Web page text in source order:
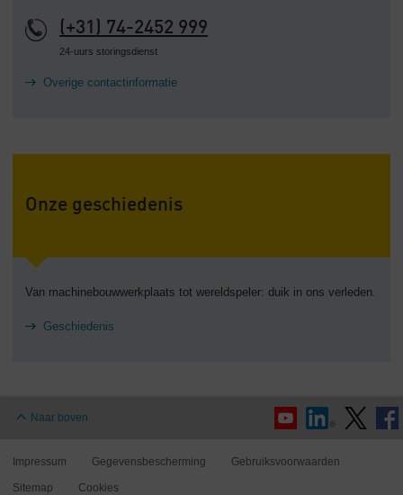
(+31) 74-2452 999
24-uurs storingsdienst
Overige contactinformatie
Onze geschiedenis
Van machinebouwwerkplaats tot wereldspeler: duik in ons verleden.
Geschiedenis
Naar boven
Impressum Gegevensbescherming Gebruiksvoorwaarden
Sitemap Cookies